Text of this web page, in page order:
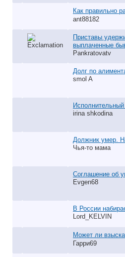
Как правильно
ant88182
Приставы
выплаченные
Pankratovatv
Долг по
smol A
irina shkodina
Должник умер.
Чья-то мама
Соглашение об
Evgen68
В России
Lord_KELVIN
Может ли
Гарри69